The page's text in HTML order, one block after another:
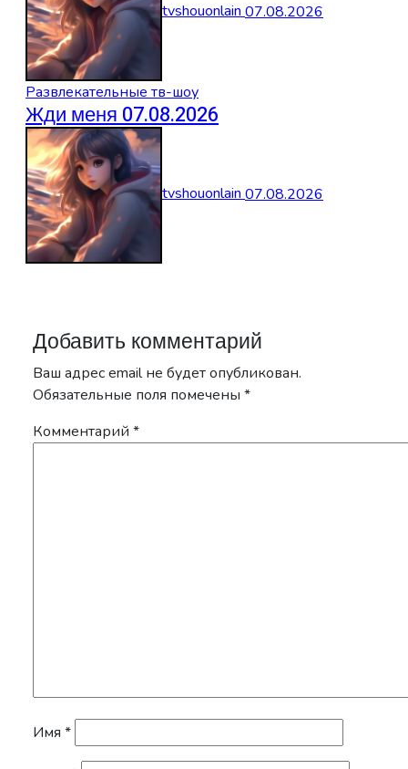
tvshouonlain07.08.2026
Развлекательные тв-шоу
Жди меня 07.08.2026
tvshouonlain07.08.2026
Добавить комментарий
Ваш адрес email не будет опубликован.
Обязательные поля помечены *
Комментарий *
Имя *